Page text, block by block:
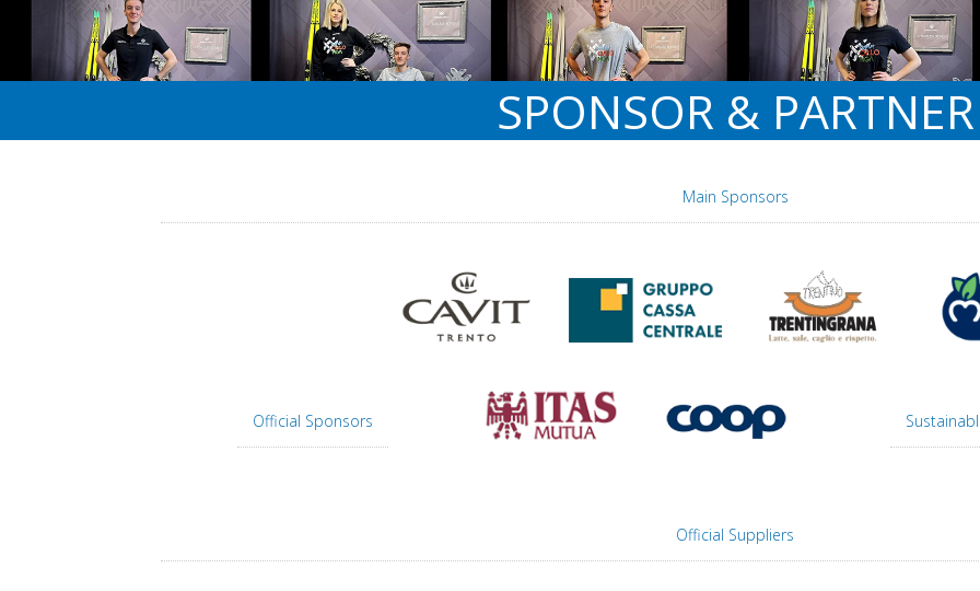
SPONSOR & PARTNER
Main Sponsors
Official Sponsors
Official Suppliers